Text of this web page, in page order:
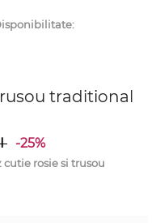
traditional
-25%
rosie si trusou